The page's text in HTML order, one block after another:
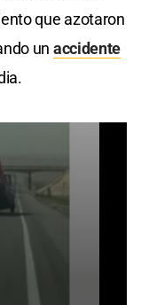
que azotaron
un accidente